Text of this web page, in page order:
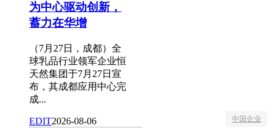
为中心驱动创新，
蓄力在华增
（7月27日，成都）全
球乳品行业领军企业恒
天然集团于7月27日宣
布，其成都应用中心完
成...
EDIT2026-08-06 中国企业